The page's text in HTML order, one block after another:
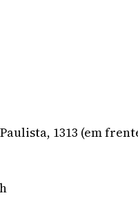
1313 (em